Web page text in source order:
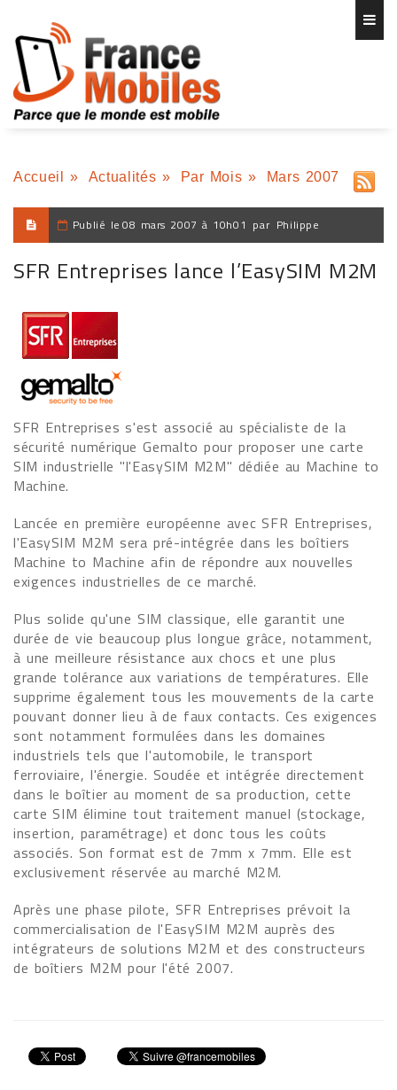
Accueil » Actualités » Par Mois » Mars 2007
Publié le 08 mars 2007 à 10h01 par Philippe
SFR Entreprises lance l’EasySIM M2M
SFR Entreprises s'est associé au spécialiste de la
sécurité numérique Gemalto pour proposer une carte
SIM industrielle "l'EasySIM M2M" dédiée au Machine to
Machine.
Lancée en première européenne avec SFR Entreprises,
l'EasySIM M2M sera pré-intégrée dans les boîtiers
Machine to Machine afin de répondre aux nouvelles
exigences industrielles de ce marché.
Plus solide qu'une SIM classique, elle garantit une
durée de vie beaucoup plus longue grâce, notamment,
à une meilleure résistance aux chocs et une plus
grande tolérance aux variations de températures. Elle
supprime également tous les mouvements de la carte
pouvant donner lieu à de faux contacts. Ces exigences
sont notamment formulées dans les domaines
industriels tels que l'automobile, le transport
ferroviaire, l'énergie. Soudée et intégrée directement
dans le boîtier au moment de sa production, cette
carte SIM élimine tout traitement manuel (stockage,
insertion, paramétrage) et donc tous les coûts
associés. Son format est de 7mm x 7mm. Elle est
exclusivement réservée au marché M2M.
Après une phase pilote, SFR Entreprises prévoit la
commercialisation de l'EasySIM M2M auprès des
intégrateurs de solutions M2M et des constructeurs
de boîtiers M2M pour l'été 2007.